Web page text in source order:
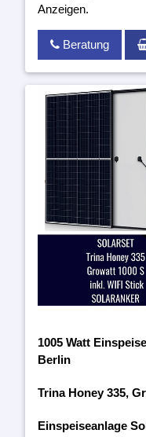
Anzeigen.
Beratung
1005 Watt
Berlin
Trina Honey 335,
Einspeiseanlage